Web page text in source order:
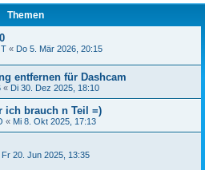
Themen
« Do 5. Mär 2026, 20:15
entfernen für Dashcam
« Di 30. Dez 2025, 18:10
ich brauch n Teil =)
« Mi 8. Okt 2025, 17:13
Fr 20. Jun 2025, 13:35